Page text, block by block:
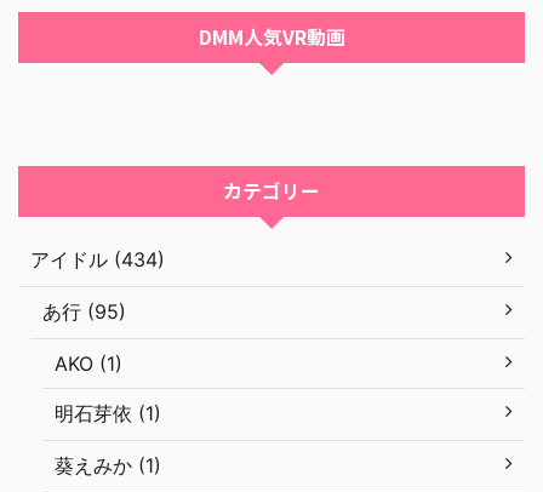
DMM人気VR動画
カテゴリー
アイドル (434)
あ行 (95)
AKO (1)
明石芽依 (1)
葵えみか (1)